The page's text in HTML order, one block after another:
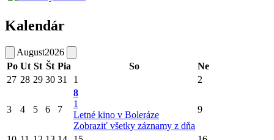
Kalendár
August2026
Po Ut St Št Pia So
Ne
27 28 29 30 31 1 2
3 4 5 6 7
8
1
Letné kino v Boleráze
Zobraziť všetky záznamy z dňa
9